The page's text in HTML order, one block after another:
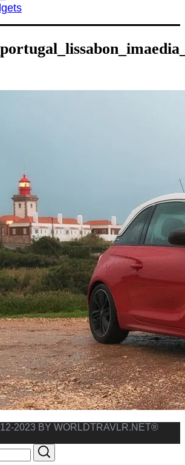
2023 BY WORLDTRAVLR.NET®